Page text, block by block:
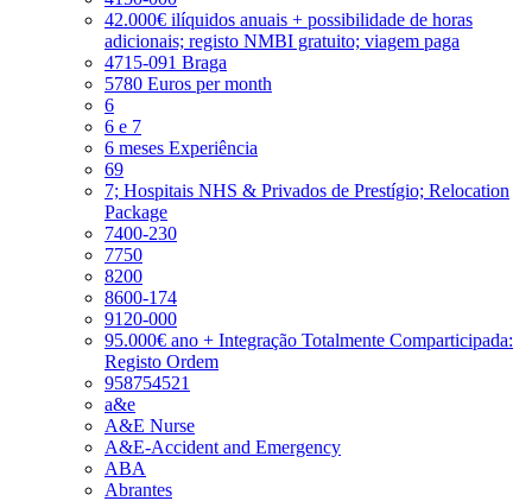
42.000€ ilíquidos anuais + possibilidade de horas
adicionais; registo NMBI gratuito; viagem paga
4715-091 Braga
5780 Euros per month
6
6 e 7
6 meses Experiência
69
7; Hospitais NHS & Privados de Prestígio; Relocation
Package
7400-230
7750
8200
8600-174
9120-000
95.000€ ano + Integração Totalmente Comparticipada:
Registo Ordem
958754521
a&e
A&E Nurse
A&E-Accident and Emergency
ABA
Abrantes